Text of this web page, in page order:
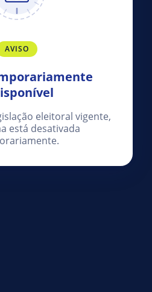
AVISO
eleitoral vigente,
está desativada